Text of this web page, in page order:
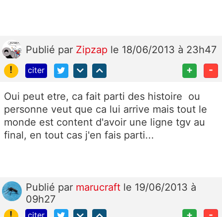
Publié par Zipzap le 18/06/2013 à 23h47
!
citer + -
Oui peut etre, ca fait parti des histoire ou
personne veut que ca lui arrive mais tout le
monde est content d'avoir une ligne tgv au
final, en tout cas j'en fais parti...
Publié par marucraft le 19/06/2013 à
09h27